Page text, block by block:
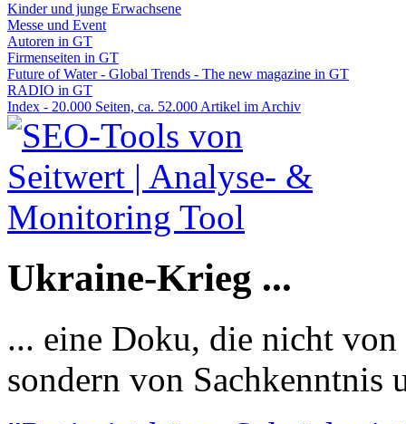
Kinder und junge Erwachsene
Messe und Event
Autoren in GT
Firmenseiten in GT
Future of Water - Global Trends - The new magazine in GT
RADIO in GT
Index - 20.000 Seiten, ca. 52.000 Artikel im Archiv
Ukraine-Krieg ...
... eine Doku, die nicht
sondern von Sachkenntnis